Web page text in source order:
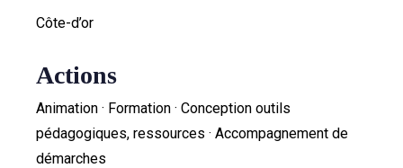
Côte-d’or
Actions
Animation · Formation · Conception outils
pédagogiques, ressources · Accompagnement de
démarches